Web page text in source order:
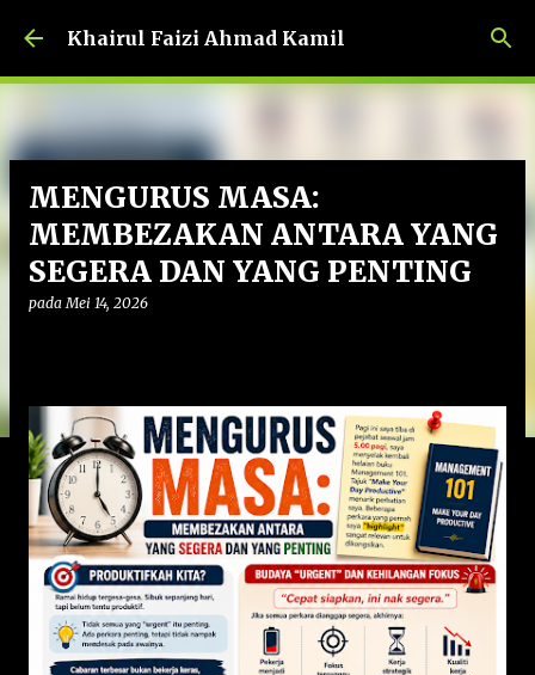
Langkau ke kandungan utama
Khairul Faizi Ahmad Kamil
MENGURUS MASA:
MEMBEZAKAN ANTARA YANG
SEGERA DAN YANG PENTING
padaMei 14, 2026